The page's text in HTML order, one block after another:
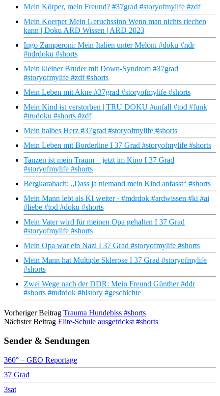
Mein Körper, mein Freund? #37grad #storyofmylife #zdf
Mein Koerper Mein Geruchssinn Wenn man nichts riechen
kann | Doku ARD Wissen | ARD 2023
Ingo Zamperoni: Mein Italien unter Meloni #doku #ndr
#ndrdoku #shorts
Mein kleiner Bruder mit Down-Syndrom #37grad
#storyofmylife #zdf #shorts
Mein Leben mit Akne #37grad #storyofmylife #shorts
Mein Kind ist verstorben | TRU DOKU #unfall #tod #funk
#trudoku #shorts #zdf
Mein halbes Herz #37grad #storyofmylife #shorts
Mein Leben mit Borderline I 37 Grad #storyofmylife #shorts
Tanzen ist mein Traum – jetzt im Kino I 37 Grad
#storyofmylife #shorts
Bergkarabach: „Dass ja niemand mein Kind anfasst“ #shorts
Mein Mann lebt als KI weiter · #mdrdok #ardwissen #ki #ai
#liebe #tod #doku #shorts
Mein Vater wird für meinen Opa gehalten I 37 Grad
#storyofmylife #shorts
Mein Opa war ein Nazi I 37 Grad #storyofmylife #shorts
Mein Mann hat Multiple Sklerose I 37 Grad #storyofmylife
#shorts
Zwei Wege nach der DDR: Mein Freund Günther #ddr
#shorts #mdrdok #history #geschichte
Vorheriger Beitrag Trauma Hundebiss #shorts
Nächster Beitrag Elite-Schule ausgetrickst #shorts
Sender & Sendungen
360° – GEO Reportage
37 Grad
3sat